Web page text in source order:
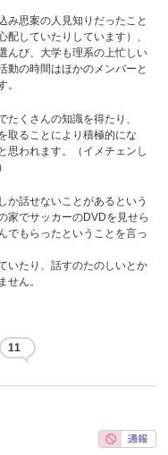
み思案の人見知りだったこと
配していたりしています）、
んび、大学も理系の上忙しい
動の時間はほかのメンバーと
。
くさんの知識を得たり、
取ることにより積極的にな
思われます。（イメチェンし
か話せないことがあるという
家でサッカーのDVDを見せら
でもらったということを言っ
いたり、話すのたのしいとか
せん。
11